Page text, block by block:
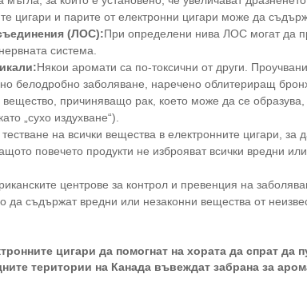
цигари и парите от електронни цигари може да
(ЛОС):При определени нива ЛОС могат да
система.
Някои аромати са по-токсични от други.
белодробно заболяване, наречено облитериращ
причиняващо рак, което може да се образува,
„сухо издухване“).
на всички вещества в електронните цигари,
повечето продукти не изброяват всички вредни
центрове за контрол и превенция на
съдържат вредни или незаконни вещества от
цигари да помогнат на хората да спрат да
територии на Канада въвеждат забрана за